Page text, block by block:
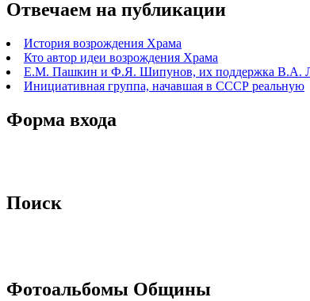
Отвечаем на публикации
История возрождения Храма
Кто автор идеи возрождения Храма
Е.М. Пашкин и Ф.Я. Шипунов, их поддержка В.А.
Инициативная группа, начавшая в СССР реальную
Форма входа
Поиск
Фотоальбомы Общины